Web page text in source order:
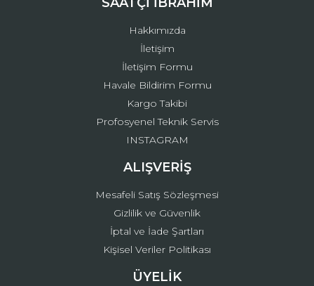
Gönder
Hakkımızda
İletişim
İletişim Formu
Havale Bildirim Formu
Kargo Takibi
Profosyenel Teknik Servis
INSTAGRAM
ALIŞVERİŞ
Mesafeli Satış Sözleşmesi
Gizlilik ve Güvenlik
İptal ve İade Şartları
Kişisel Veriler Politikası
ÜYELİK